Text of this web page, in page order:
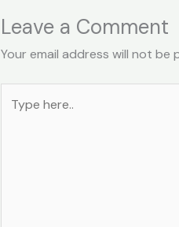
Leave a Comment
Your email address will not be
here..